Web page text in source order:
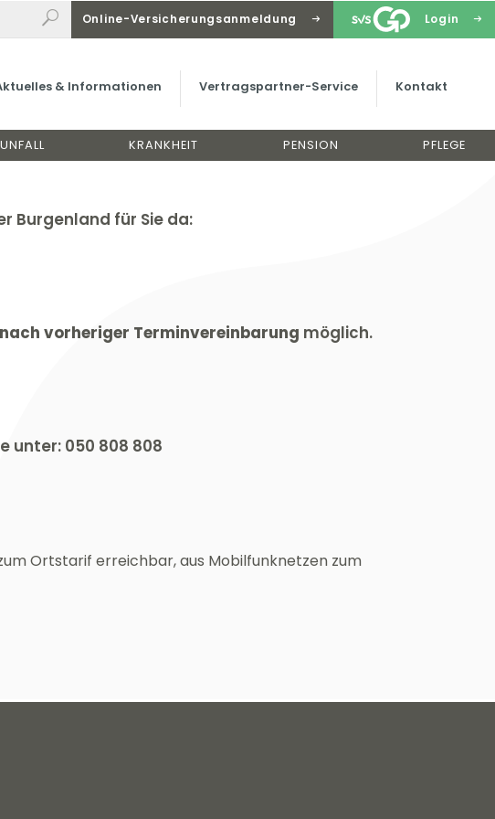
Online-Versicherungsanmeldung Login
& Informationen Vertragspartner-Service Kontakt
UNFALL KRANKHEIT PENSION PFLEGE
Burgenland für Sie da:
vorheriger Terminvereinbarung möglich.
unter: 050 808 808
Ortstarif erreichbar, aus Mobilfunknetzen zum